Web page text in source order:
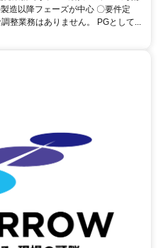
造以降フェーズが中心 〇要件定
整業務はありません。 PGとして...